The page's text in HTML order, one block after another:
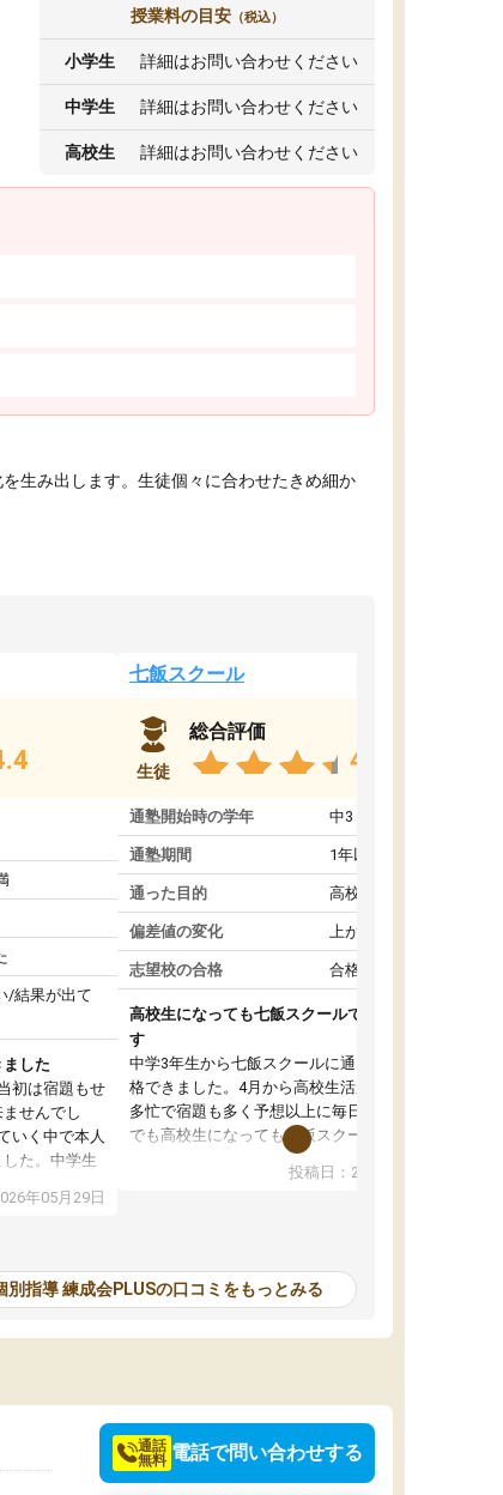
授業料の目安 （税込）
小学生 詳細はお問い合わせください
中学生 詳細はお問い合わせください
高校生 詳細はお問い合わせください
生み出します。生徒個々に合わせたきめ細か
/結果が出て
した
初は宿題もせ
せんでし
いく中で本人
た。中学生
自覚が芽生
っています。
ってほしいな
年05月29日
七飯スクール
生徒
総合評価
4.8
通塾開始時の学年 中3
通塾期間 1年以上
通った目的 高校受験対策
偏差値の変化 上がった
志望校の合格 合格した
高校生になっても七飯スクールで頑張っていま
す
中学3年生から七飯スクールに通って志望校に合
格できました。4月から高校生活が始まり部活も
多忙で宿題も多く予想以上に毎日が大変です。
でも高校生になっても七飯スクールに通うこと
で勉強をおろそかにせず頑張れていると思いま
す。塾に行けば自分より年下の子たちが頑張っ
いる先生たちが変わらずにいてくれてその励ま
しで頑張れます。時には休みたいと思うことも
投稿日：2026年05月15日
別指導 練成会PLUSの口コミをもっとみる
通話
無料 電話で問い合わせする